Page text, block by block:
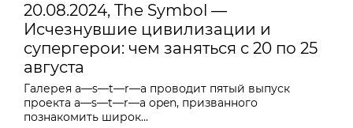
20.08.2024, The Symbol —
Исчезнувшие цивилизации и
супергерои: чем заняться с 20 по 25
августа
Галерея a—s—t—r—a проводит пятый выпуск
проекта a—s—t—r—a open, призванного
познакомить широк...